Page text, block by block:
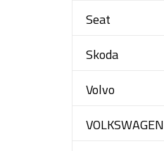
Seat
Skoda
Volvo
VOLKSWAGEN